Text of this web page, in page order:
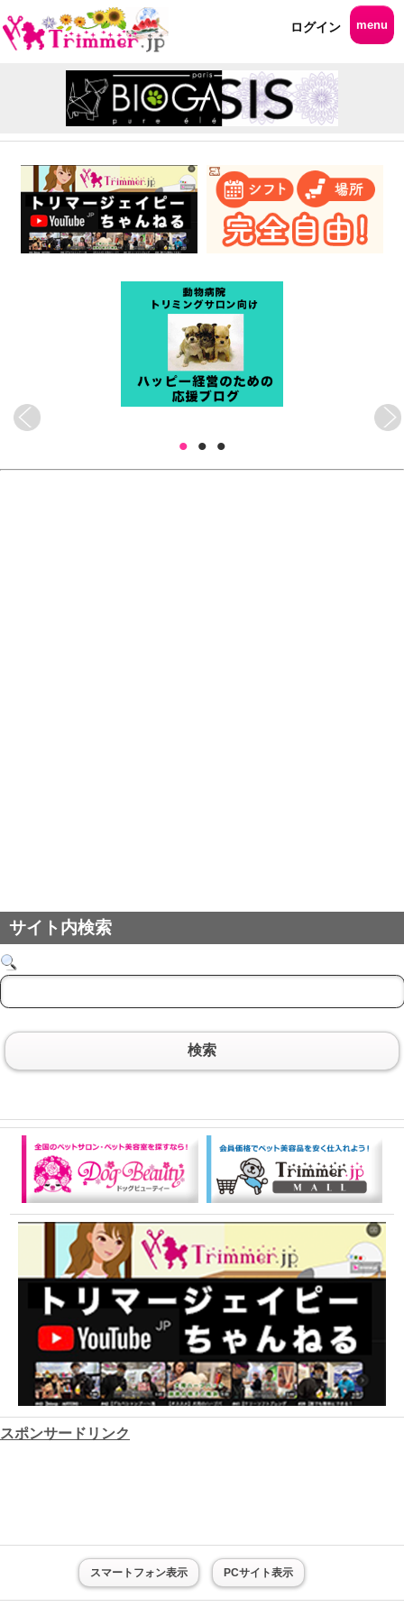
ログイン menu
• • •
サイト内検索
検索
スポンサードリンク
スマートフォン表示 PCサイト表示